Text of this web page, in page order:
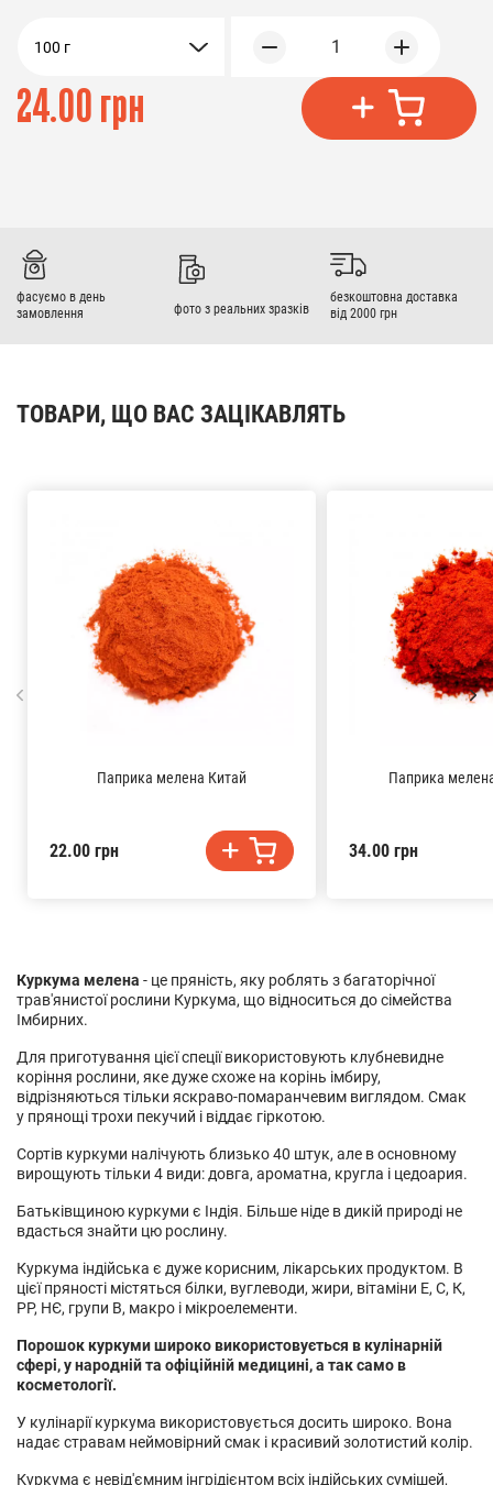
100 г 1
24.00 грн
фасуємо в день
замовлення
фото з реальних зразків
безкоштовна доставка
від 2000 грн
Куркума мелена - це пряність, яку роблять з багаторічної
трав'янистої рослини Куркума, що відноситься до сімейства
Імбирних.
Для приготування цієї спеції використовують клубневидне
коріння рослини, яке дуже схоже на корінь імбиру,
відрізняються тільки яскраво-помаранчевим виглядом. Смак
у прянощі трохи пекучий і віддає гіркотою.
Сортів куркуми налічують близько 40 штук, але в основному
вирощують тільки 4 види: довга, ароматна, кругла і цедоария.
Батьківщиною куркуми є Індія. Більше ніде в дикій природі не
вдасться знайти цю рослину.
Куркума індійська є дуже корисним, лікарських продуктом. В
цієї пряності містяться білки, вуглеводи, жири, вітаміни Е, С, К,
РР, НЄ, групи В, макро і мікроелементи.
Порошок куркуми широко використовується в кулінарній
сфері, у народній та офіційній медицині, а так само в
косметології.
У кулінарії куркума використовується досить широко. Вона
надає стравам неймовірний смак і красивий золотистий колір.
Куркума є невід'ємним інгрідієнтом всіх індійських сумішей,
ТОВАРИ, ЩО ВАС ЗАЦІКАВЛЯТЬ
Паприка мелена Китай
22.00 грн
Паприка
34.00 грн